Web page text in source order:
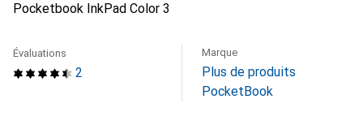
Pocketbook InkPad Color 3
2
Évaluations Marque
Plus de produits
PocketBook